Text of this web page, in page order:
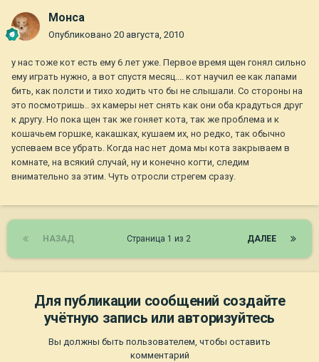
Монса
Опубликовано 20 августа, 2010
у нас тоже кот есть ему 6 лет уже. Первое время щен гонял сильно
ему играть нужно, а вот спустя месяц.... кот научил ее как лапами
бить, как полсти и тихо ходить что бы не слышали. Со стороны на
это посмотришь.. эх камеры нет снять как они оба крадуться друг
к другу. Но пока щен так же гоняет кота, так же проблема и к
кошачьем горшке, какашках, кушаем их, но редко, так обычно
успеваем все убрать. Когда нас нет дома мы кота закрываем в
комнате, на всякий случай, ну и конечно когти, следим
внимательно за этим. Чуть отросли стрегем сразу.
НАЗАД ДАЛЕЕ
Страница 1 из 2
Для публикации сообщений создайте
учётную запись или авторизуйтесь
Вы должны быть пользователем, чтобы оставить
комментарий